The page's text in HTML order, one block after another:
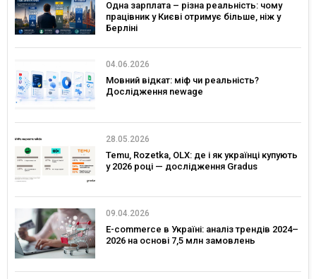
Одна зарплата – різна реальність: чому
працівник у Києві отримує більше, ніж у
Берліні
04.06.2026
Мовний відкат: міф чи реальність?
Дослідження newage
28.05.2026
Temu, Rozetka, OLX: де і як українці купують
у 2026 році — дослідження Gradus
09.04.2026
E-commerce в Україні: аналіз трендів 2024–
2026 на основі 7,5 млн замовлень